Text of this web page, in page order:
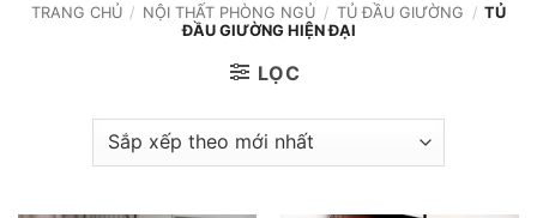
TRANG CHỦ / NỘI THẤT PHÒNG NGỦ / TỦ ĐẦU GIƯỜNG / TỦ
ĐẦU GIƯỜNG HIỆN ĐẠI
LỌC